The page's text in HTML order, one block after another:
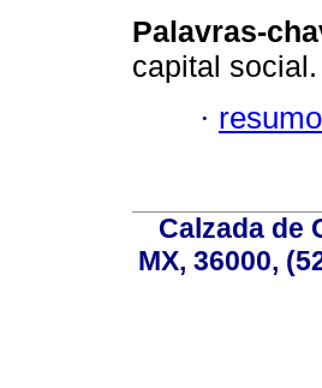
Palavras-
capital social.
·
Calzada de
MX, 36000,